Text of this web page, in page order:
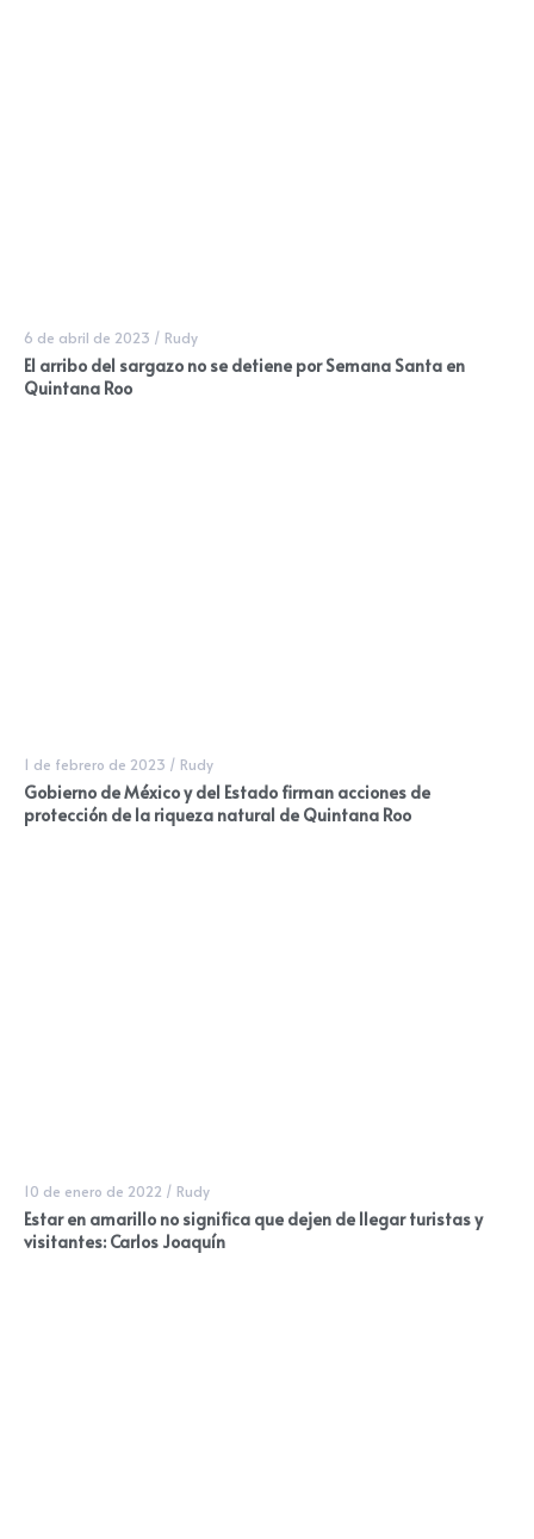
6 de abril de 2023 / Rudy
El arribo del sargazo no se detiene por Semana Santa en
Quintana Roo
1 de febrero de 2023 / Rudy
Gobierno de México y del Estado firman acciones de
protección de la riqueza natural de Quintana Roo
10 de enero de 2022 / Rudy
Estar en amarillo no significa que dejen de llegar turistas y
visitantes: Carlos Joaquín